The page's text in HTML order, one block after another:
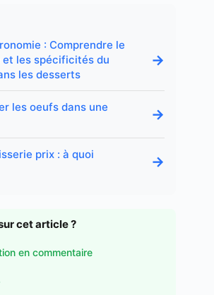
: Comprendre le
les spécificités du
les desserts
→
les oeufs dans une
→
prix : à quoi
→
cet article ?
en commentaire